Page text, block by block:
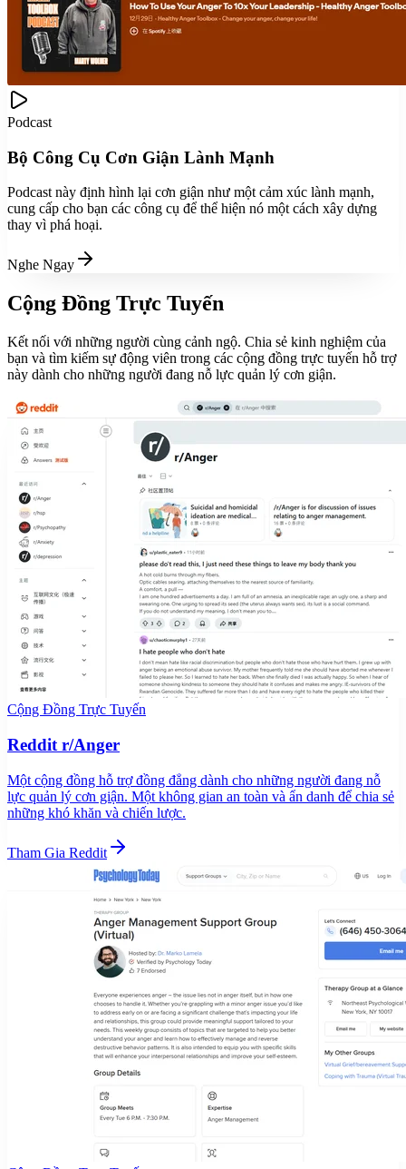
Podcast
Bộ Công Cụ Cơn Giận Lành Mạnh
Podcast này định hình lại cơn giận như một cảm xúc lành mạnh,
cung cấp cho bạn các công cụ để thể hiện nó một cách xây dựng
thay vì phá hoại.
Nghe Ngay
Cộng Đồng Trực Tuyến
Kết nối với những người cùng cảnh ngộ. Chia sẻ kinh nghiệm của
bạn và tìm kiếm sự động viên trong các cộng đồng trực tuyến hỗ trợ
này dành cho những người đang nỗ lực quản lý cơn giận.
Cộng Đồng Trực Tuyến
Reddit r/Anger
Một cộng đồng hỗ trợ đồng đẳng dành cho những người đang nỗ
lực quản lý cơn giận. Một không gian an toàn và ẩn danh để chia sẻ
những khó khăn và chiến lược.
Tham Gia Reddit